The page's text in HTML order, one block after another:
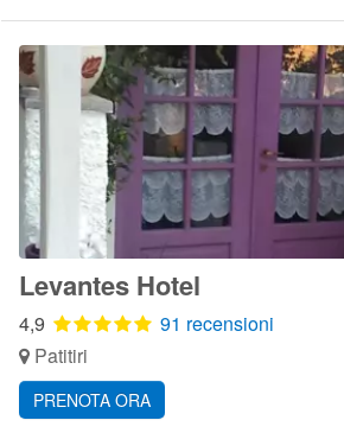
Levantes Hotel
4,9
91 recensioni
Patitiri
PRENOTA ORA